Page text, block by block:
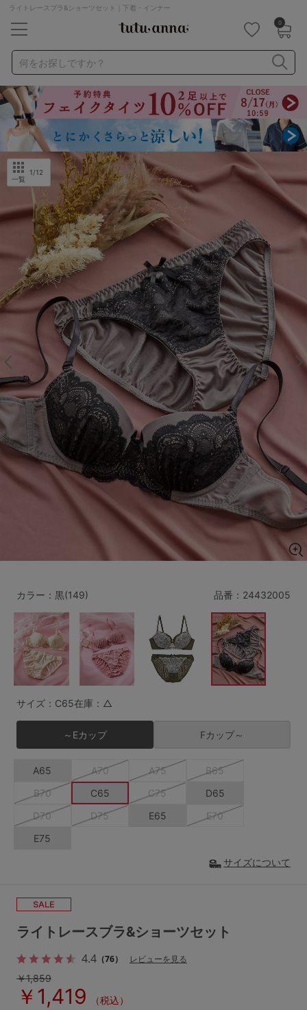
ライトレースブラ&ショーツセット｜下着・インナー
0
何をお探しですか？
ナイトブラ ノンワイヤー 特盛ブラ
チューブトップ
折り畳み
パジャマ ストッキング
キャミソール
ルームウェア
育乳ブラ アームカバー
カテゴリから探す
レッグウェア
ルームウェア ライフスタイル
メンズ キッズ
マタニティ ギフトラッピング
SALE
サイズからブラを探す
A60 A65 A70 A75
B70 B75 B80
C70 C75 C85
D80
E65 E70 E75 E80 E85
F65 F70
G65 G70 G75
H70 H75
SS
L LL
S-CD
M-AB M-EF
L-AB L-CD L-EF
すべてのサイズを表示する
～999円 1,000～1,999円
2,000～2,999円 3,000～3,999円
4,000円～
セールアイテムから探す
セールアイテム
その他から探す
高評価レビューアイテム
WEB限定アイテム
一覧
1/12
品番： 24432005
ライトレースブラ&ショーツセット
4.4（76）
レビューを見る
￥1,859
￥1,419 （税込）
カラー：黒(149)
サイズ：C65在庫：△
～Eカップ Fカップ～
A65 A70 A75
B65
B70
C65 C75
D65
D70
D75 E65
E70
E75
サイズについて